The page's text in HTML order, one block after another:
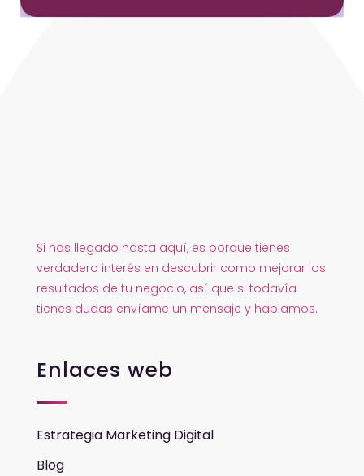
Si has llegado hasta aquí, es porque tienes
verdadero interés en descubrir como mejorar los
resultados de tu negocio, así que si todavía
tienes dudas envíame un mensaje y hablamos.
Enlaces web
Estrategia Marketing Digital
Blog